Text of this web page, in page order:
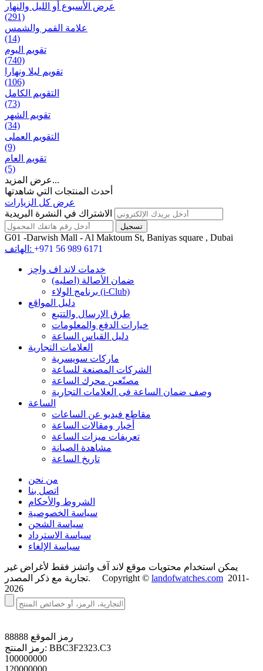
عرض الأسبوع أو الليل والنهار
(291)
علامة القمر والشمس
(14)
تقویم الیوم
(740)
تقويم ليلا ونهارا
(106)
التقويم الكامل
(73)
تقويم الشهر
(34)
التقويم العملی
(9)
تقويم العام
(5)
عرض المزيد...
أحدث المنتجات التي شاهدتها
عرض كل الزيارات
الاشتراك في النشرة البريدية
G01 -Darwish Mall - Al Maktoum St, Baniyas square , Dubai
الهاتف: +971 56 989 6171
خدمات لاند اف واچز
ضمان الأصالة (اصلیه)
برنامج الولاء (i-Club)
دليل المواقع
طرق الإرسال والتتبع
خيارات الدفع والمعلومات
دليل القياس الساعة
العلامات التجارية
ماركات سويسرية
الشركات المصنعة للساعة
مصنّعين محرك الساعة
وصف ضمان الساعة فی العلامات التجارية
الساعة
مقاطع فيديو عن الساعات
أخبار ومقالات الساعة
تعريفات ميزات الساعة
مشاهدة الصيانة
تاريخ الساعة
من نحن
اتصل بنا
الشروط والأحكام
سياسة الخصوصية
سياسة الشحن
سياسة الاسترداد
سياسة الإلغاء
يمكن استخدام محتويات موقع لاند آف واتشز فقط لأغراض غير
تجارية مع ذكر المصدر. Copyright © landofwatches.com 2011-
2026
رمز الموقع 88888
رمز المنتج: BBC3F2323.C3
100000000
120000000